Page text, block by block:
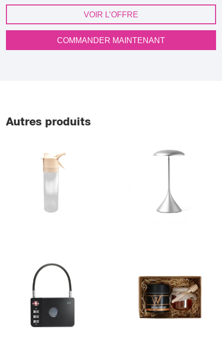
VOIR L’OFFRE
COMMANDER MAINTENANT
Autres produits